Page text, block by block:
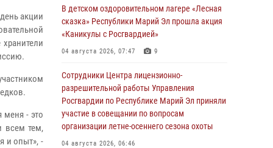
акции
- это
всем тем,
и опыт», -
В детском оздоровительном лагере «Лесная
сказка» Республики Марий Эл прошла акция
«Каникулы с Росгвардией»
04 августа 2026, 07:47 9
Сотрудники Центра лицензионно-
разрешительной работы Управления
Росгвардии по Республике Марий Эл приняли
участие в совещании по вопросам
организации летне-осеннего сезона охоты
04 августа 2026, 06:46